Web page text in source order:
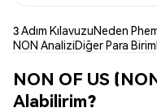
3 Adım KılavuzuNeden
NON AnaliziDiğer Para
NON OF US
Alabilirim?